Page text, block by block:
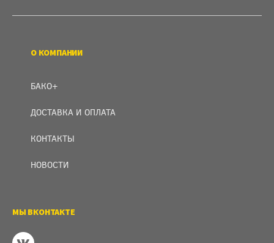
О КОМПАНИИ
БАКО+
ДОСТАВКА И ОПЛАТА
КОНТАКТЫ
НОВОСТИ
МЫ ВКОНТАКТЕ